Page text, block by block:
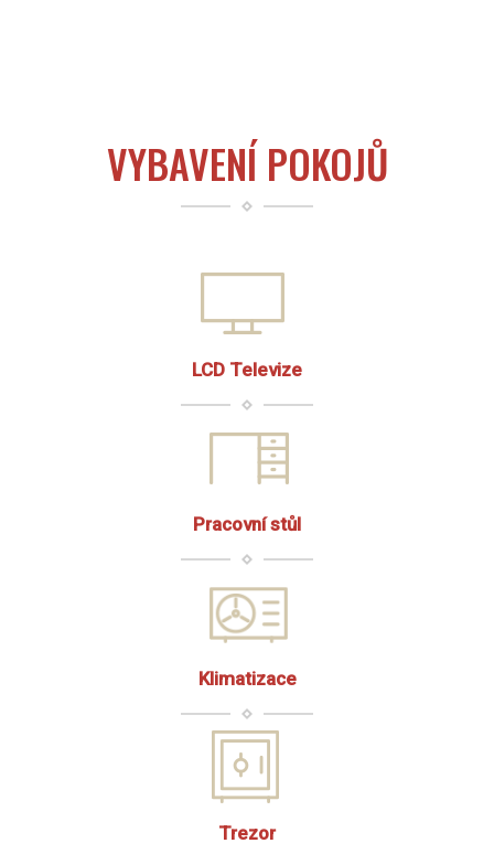
VYBAVENÍ POKOJŮ
LCD Televize
Pracovní stůl
Klimatizace
Trezor